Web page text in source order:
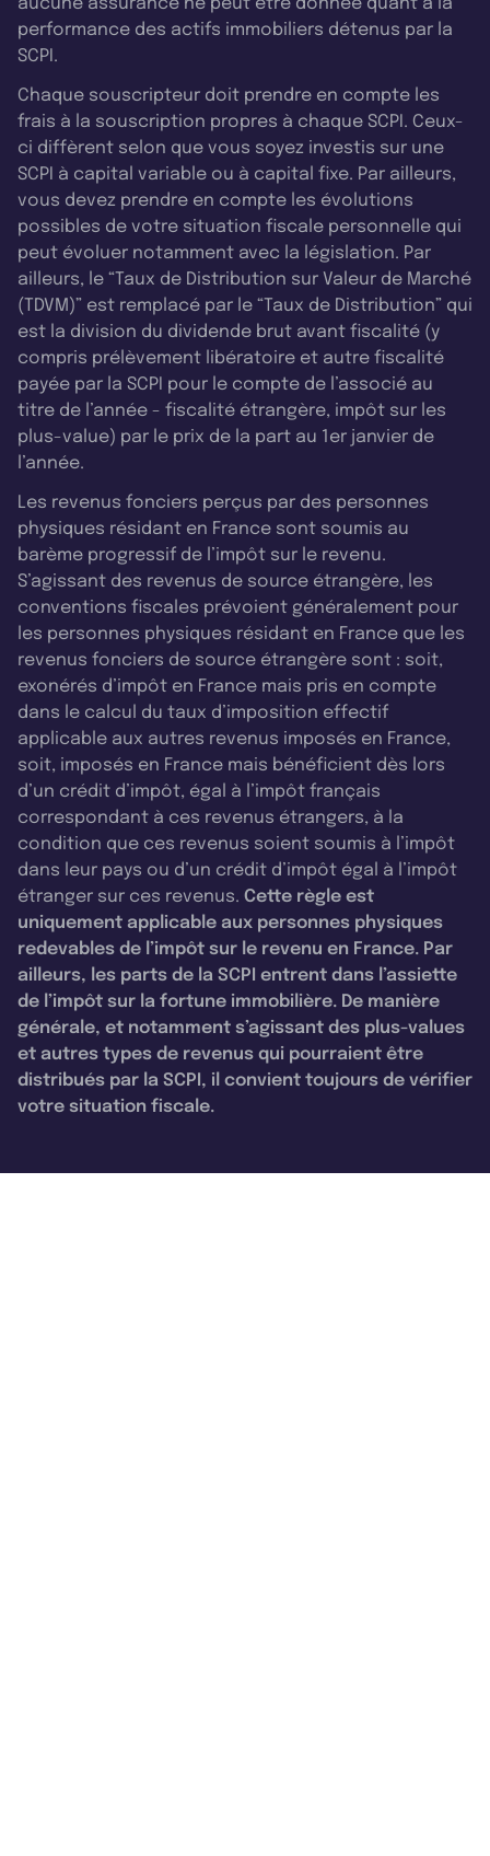
aucune assurance ne peut être donnée quant à la
performance des actifs immobiliers détenus par la
SCPI.
Chaque souscripteur doit prendre en compte les
frais à la souscription propres à chaque SCPI. Ceux-
ci diffèrent selon que vous soyez investis sur une
SCPI à capital variable ou à capital fixe. Par ailleurs,
vous devez prendre en compte les évolutions
possibles de votre situation fiscale personnelle qui
peut évoluer notamment avec la législation. Par
ailleurs, le “Taux de Distribution sur Valeur de Marché
(TDVM)” est remplacé par le “Taux de Distribution” qui
est la division du dividende brut avant fiscalité (y
compris prélèvement libératoire et autre fiscalité
payée par la SCPI pour le compte de l’associé au
titre de l’année - fiscalité étrangère, impôt sur les
plus-value) par le prix de la part au 1er janvier de
l’année.
Les revenus fonciers perçus par des personnes
physiques résidant en France sont soumis au
barème progressif de l’impôt sur le revenu.
S’agissant des revenus de source étrangère, les
conventions fiscales prévoient généralement pour
les personnes physiques résidant en France que les
revenus fonciers de source étrangère sont : soit,
exonérés d’impôt en France mais pris en compte
dans le calcul du taux d’imposition effectif
applicable aux autres revenus imposés en France,
soit, imposés en France mais bénéficient dès lors
d’un crédit d’impôt, égal à l’impôt français
correspondant à ces revenus étrangers, à la
condition que ces revenus soient soumis à l’impôt
dans leur pays ou d’un crédit d’impôt égal à l’impôt
étranger sur ces revenus. Cette règle est
uniquement applicable aux personnes physiques
redevables de l’impôt sur le revenu en France. Par
ailleurs, les parts de la SCPI entrent dans l’assiette
de l’impôt sur la fortune immobilière. De manière
générale, et notamment s’agissant des plus-values
et autres types de revenus qui pourraient être
distribués par la SCPI, il convient toujours de vérifier
votre situation fiscale.